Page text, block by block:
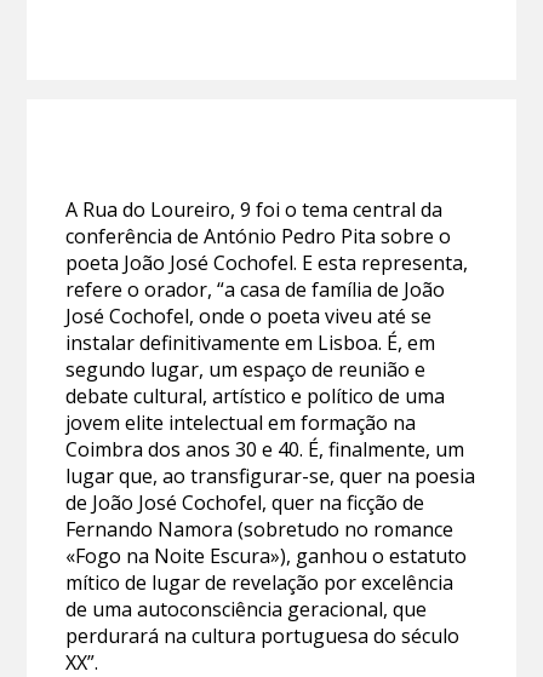
A Rua do Loureiro, 9 foi o tema central da
conferência de António Pedro Pita sobre o
poeta João José Cochofel. E esta representa,
refere o orador, “a casa de família de João
José Cochofel, onde o poeta viveu até se
instalar definitivamente em Lisboa. É, em
segundo lugar, um espaço de reunião e
debate cultural, artístico e político de uma
jovem elite intelectual em formação na
Coimbra dos anos 30 e 40. É, finalmente, um
lugar que, ao transfigurar-se, quer na poesia
de João José Cochofel, quer na ficção de
Fernando Namora (sobretudo no romance
«Fogo na Noite Escura»), ganhou o estatuto
mítico de lugar de revelação por excelência
de uma autoconsciência geracional, que
perdurará na cultura portuguesa do século
XX”.